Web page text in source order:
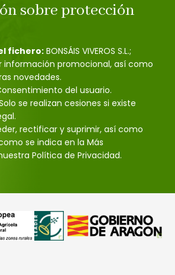
sobre protección
fichero: BONSÁIS VIVEROS S.L.;
información promocional, así como
novedades.
del usuario.
se realizan cesiones si existe
rectificar y suprimir, así como
se indica en la Más
Política de Privacidad.